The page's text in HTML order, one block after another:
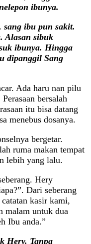
ibunya.
ibu pun sakit.
Alasan sibuk
ibunya. Hingga
dipanggil Sang
Ada haru nan pilu
bersalah
itu bisa datang
menebus dosanya.
bergetar.
ruma makan tempat
lebih yang lalu.
Hery
Dari seberang
kasir kami,
malam untuk dua
Ibu anda.”
Hery. Tanpa